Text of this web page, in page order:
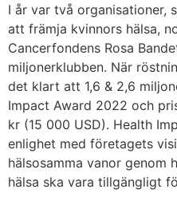
I år var två organisationer,
att främja kvinnors hälsa,
Cancerfondens Rosa
miljonerklubben. När
det klart att 1,6 & 2,6
Impact Award 2022 och
kr (15 000 USD). Health
enlighet med företagets
hälsosamma vanor genom
hälsa ska vara tillgängligt